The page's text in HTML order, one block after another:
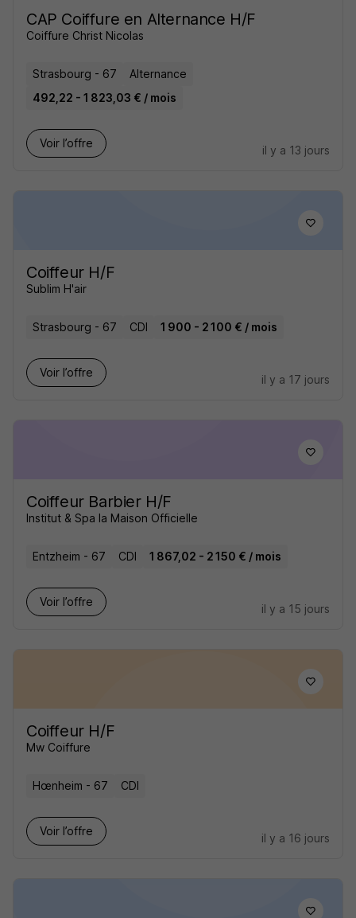
CAP Coiffure en Alternance H/F
Coiffure Christ Nicolas
Strasbourg - 67
Alternance
492,22 - 1 823,03 € / mois
Voir l’offre
il y a 13 jours
Coiffeur H/F
Sublim H'air
Strasbourg - 67 CDI 1 900 - 2 100 € / mois
Voir l’offre
il y a 17 jours
Coiffeur Barbier H/F
Institut & Spa la Maison Officielle
Entzheim - 67 CDI 1 867,02 - 2 150 € / mois
Voir l’offre
il y a 15 jours
Coiffeur H/F
Mw Coiffure
Hœnheim - 67 CDI
Voir l’offre
il y a 16 jours